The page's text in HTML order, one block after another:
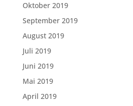
Oktober 2019
September 2019
August 2019
Juli 2019
Juni 2019
Mai 2019
April 2019